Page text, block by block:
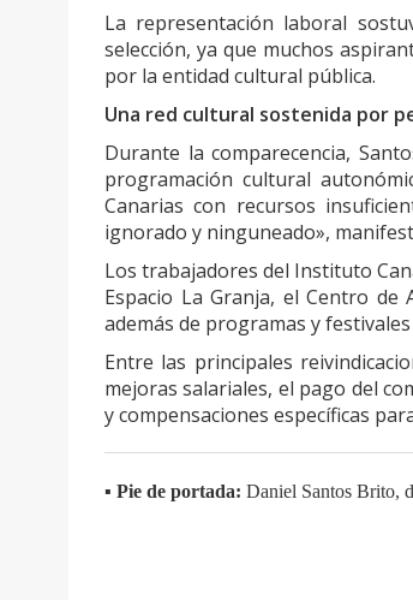
La representación laboral
selección, ya que muchos
por la entidad cultural pública.
Una red cultural sostenida por
Durante la comparecencia,
programación cultural
Canarias con recursos
ignorado y ninguneado»,
Los trabajadores del Instituto
Espacio La Granja, el Centro de
además de programas y
Entre las principales
mejoras salariales, el pago del
y compensaciones específicas
▪️ Pie de portada: Daniel Santos Brito,